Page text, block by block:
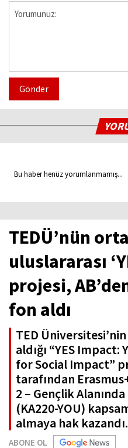
Gönder
Bu haber henüz yorumlanmamış...
TEDÜ’nün
uluslararası
projesi,
fon aldı
TED
aldığı “YES
for Social Impact”
tarafından
2 – Gençlik
(KA220-YOU)
almaya hak kazandı.
ABONE OL